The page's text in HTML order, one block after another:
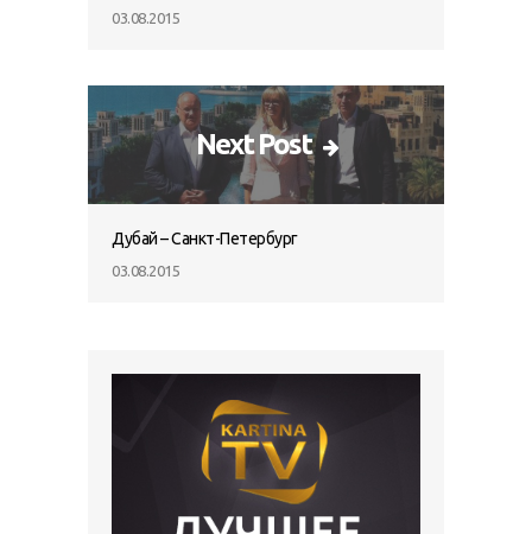
03.08.2015
Next Post
Дубай – Санкт-Петербург
03.08.2015